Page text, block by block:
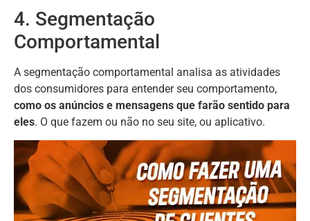
4. Segmentação
Comportamental
A segmentação comportamental analisa as atividades
dos consumidores para entender seu comportamento,
como os anúncios e mensagens que farão sentido para
eles. O que fazem ou não no seu site, ou aplicativo.